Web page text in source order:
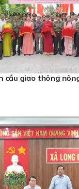
cầu giao thông